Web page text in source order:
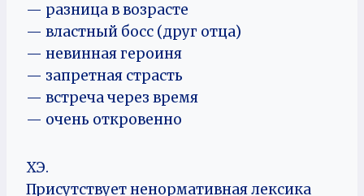
— разница в возрасте
— властный босс (друг отца)
— невинная героиня
— запретная страсть
— встреча через время
— очень откровенно
ХЭ.
Присутствует ненормативная лексика